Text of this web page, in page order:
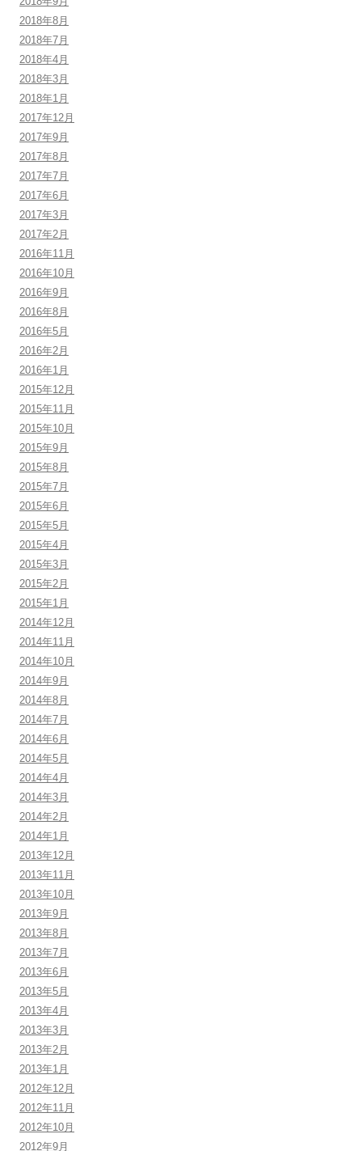
2018年8月
2018年7月
2018年4月
2018年3月
2018年1月
2017年12月
2017年9月
2017年8月
2017年7月
2017年6月
2017年3月
2017年2月
2016年11月
2016年10月
2016年9月
2016年8月
2016年5月
2016年2月
2016年1月
2015年12月
2015年11月
2015年10月
2015年9月
2015年8月
2015年7月
2015年6月
2015年5月
2015年4月
2015年3月
2015年2月
2015年1月
2014年12月
2014年11月
2014年10月
2014年9月
2014年8月
2014年7月
2014年6月
2014年5月
2014年4月
2014年3月
2014年2月
2014年1月
2013年12月
2013年11月
2013年10月
2013年9月
2013年8月
2013年7月
2013年6月
2013年5月
2013年4月
2013年3月
2013年2月
2013年1月
2012年12月
2012年11月
2012年10月
2012年9月